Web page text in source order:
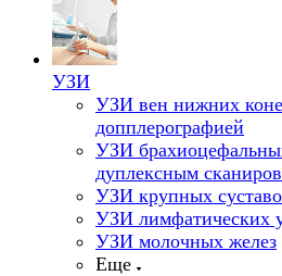
УЗИ
УЗИ вен нижних
допплерографией
УЗИ
дуплексным
УЗИ крупных
УЗИ лимфатических
УЗИ молочных желез
Еще